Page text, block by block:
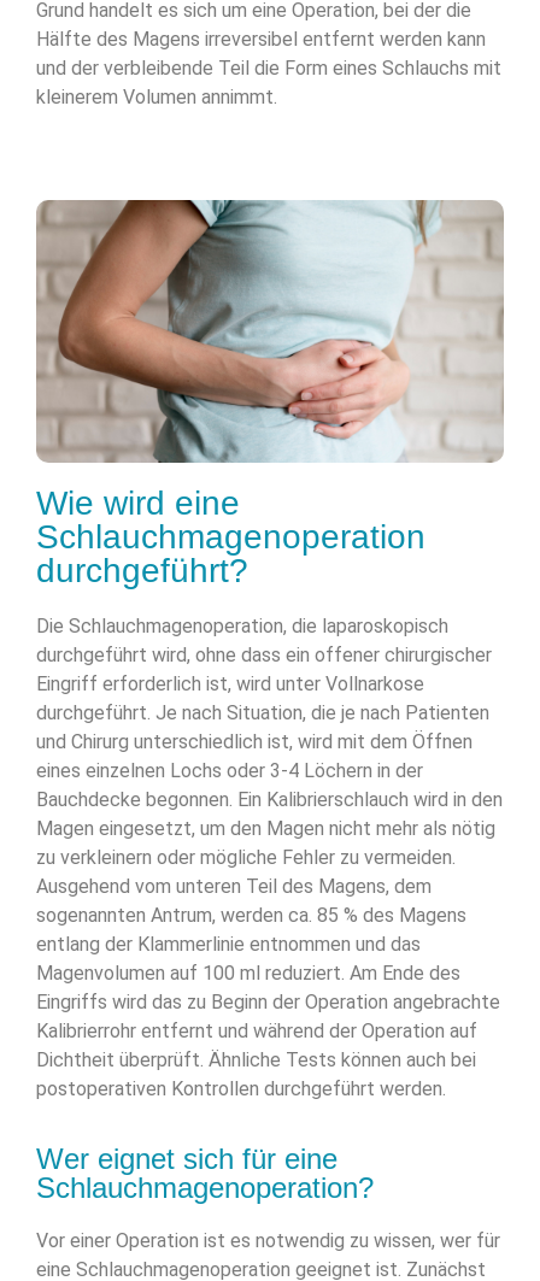
Grund handelt es sich um eine Operation, bei der die
Hälfte des Magens irreversibel entfernt werden kann
und der verbleibende Teil die Form eines Schlauchs mit
kleinerem Volumen annimmt.
Wie wird eine
Schlauchmagenoperation
durchgeführt?
Die Schlauchmagenoperation, die laparoskopisch
durchgeführt wird, ohne dass ein offener chirurgischer
Eingriff erforderlich ist, wird unter Vollnarkose
durchgeführt. Je nach Situation, die je nach Patienten
und Chirurg unterschiedlich ist, wird mit dem Öffnen
eines einzelnen Lochs oder 3-4 Löchern in der
Bauchdecke begonnen. Ein Kalibrierschlauch wird in den
Magen eingesetzt, um den Magen nicht mehr als nötig
zu verkleinern oder mögliche Fehler zu vermeiden.
Ausgehend vom unteren Teil des Magens, dem
sogenannten Antrum, werden ca. 85 % des Magens
entlang der Klammerlinie entnommen und das
Magenvolumen auf 100 ml reduziert. Am Ende des
Eingriffs wird das zu Beginn der Operation angebrachte
Kalibrierrohr entfernt und während der Operation auf
Dichtheit überprüft. Ähnliche Tests können auch bei
postoperativen Kontrollen durchgeführt werden.
Wer eignet sich für eine
Schlauchmagenoperation?
Vor einer Operation ist es notwendig zu wissen, wer für
eine Schlauchmagenoperation geeignet ist. Zunächst